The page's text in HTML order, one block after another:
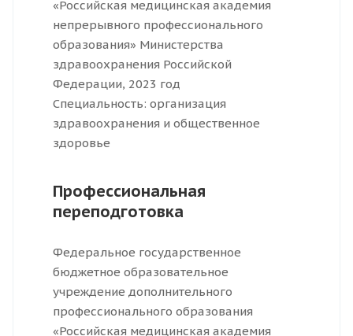
«Российская медицинская академия
непрерывного профессионального
образования» Министерства
здравоохранения Российской
Федерации, 2023 год
Специальность: организация
здравоохранения и общественное
здоровье
Профессиональная
переподготовка
Федеральное государственное
бюджетное образовательное
учреждение дополнительного
профессионального образования
«Российская медицинская академия